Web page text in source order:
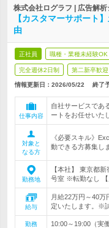
株式会社ログラフ | 広告解
【カスタマーサポート
由
正社員 職種・業種未経験OK
完全週休2日制 第二新卒歓迎
情報更新日：2026/05/22 終了
仕事内容
自社サービスであ
ートをお任せいた
対象と
なる方
《必要スキル》
動できる方募集し
勤務地
【本社】 東京都
号室 ※転勤なし 【
給与
月給22万円～40
定いたします。※
勤務
10:00～19:00（実